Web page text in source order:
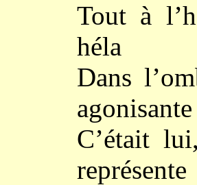
Tout à
héla
Dans
C’était
représente